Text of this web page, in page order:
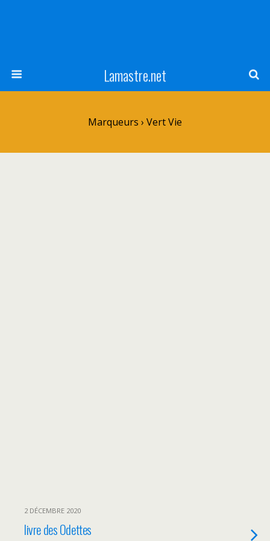
Lamastre.net
Marqueurs › Vert Vie
2 DÉCEMBRE 2020
livre des Odettes